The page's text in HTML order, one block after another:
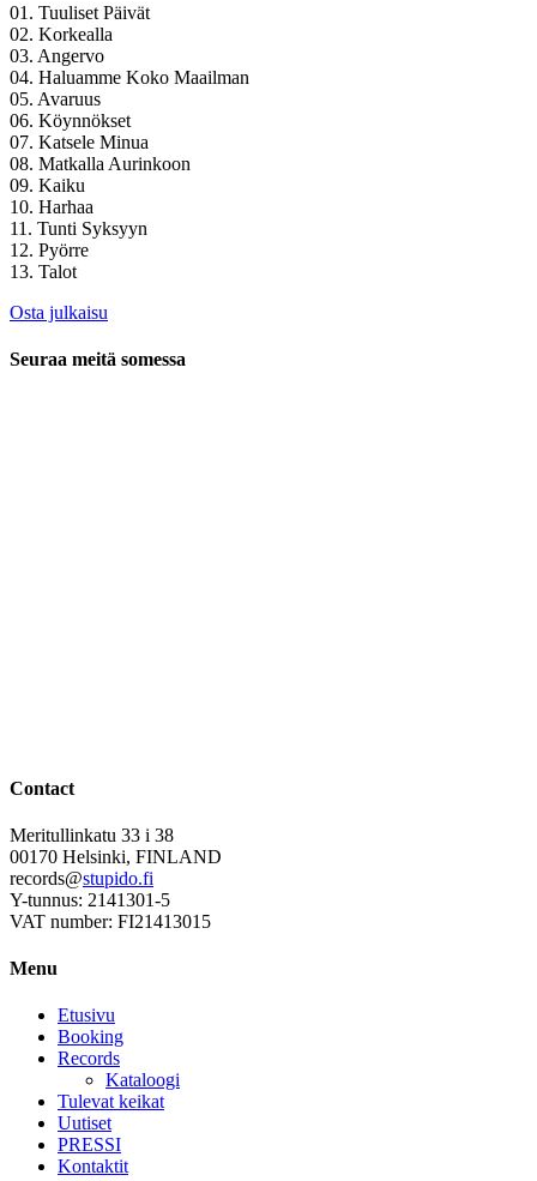
01. Tuuliset Päivät
02. Korkealla
03. Angervo
04. Haluamme Koko Maailman
05. Avaruus
06. Köynnökset
07. Katsele Minua
08. Matkalla Aurinkoon
09. Kaiku
10. Harhaa
11. Tunti Syksyyn
12. Pyörre
13. Talot
Osta julkaisu
Seuraa meitä somessa
Contact
Meritullinkatu 33 i 38
00170 Helsinki, FINLAND
records@stupido.fi
Y-tunnus: 2141301-5
VAT number: FI21413015
Menu
Etusivu
Booking
Records
Kataloogi
Tulevat keikat
Uutiset
PRESSI
Kontaktit